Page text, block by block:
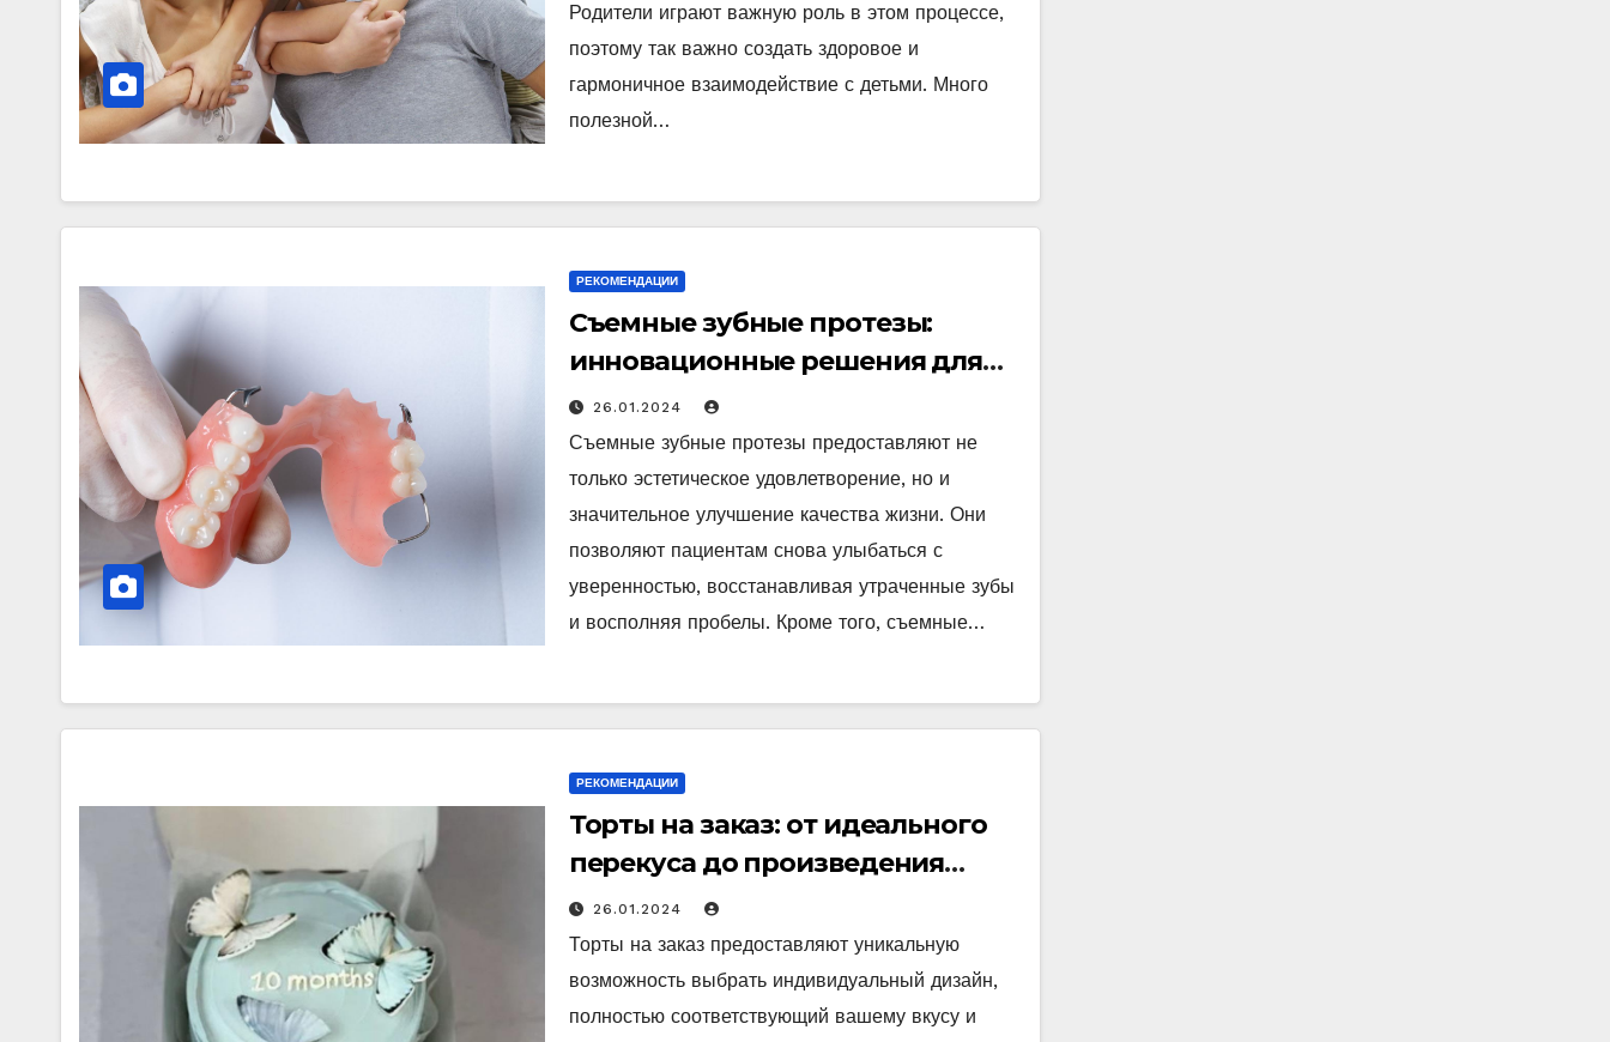
Родители играют важную роль в этом процессе,
поэтому так важно создать здоровое и
гармоничное взаимодействие с детьми. Много
полезной…
РЕКОМЕНДАЦИИ
Съемные зубные протезы:
инновационные решения для
улучшения улыбки и качества
жизни
26.01.2024
Съемные зубные протезы предоставляют не
только эстетическое удовлетворение, но и
значительное улучшение качества жизни. Они
позволяют пациентам снова улыбаться с
уверенностью, восстанавливая утраченные зубы
и восполняя пробелы. Кроме того, съемные…
РЕКОМЕНДАЦИИ
Торты на заказ: от идеального
перекуса до произведения
искусства
26.01.2024
Торты на заказ предоставляют уникальную
возможность выбрать индивидуальный дизайн,
полностью соответствующий вашему вкусу и